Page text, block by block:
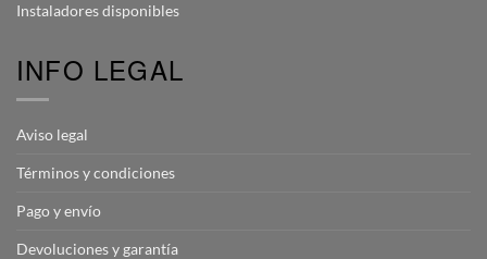
Instaladores disponibles
INFO LEGAL
Aviso legal
Términos y condiciones
Pago y envío
Devoluciones y garantía